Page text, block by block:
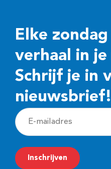
Elke
verhaal in
Schrijf je in
nieuwsbrief!
E
-
m
a
Inschrijven